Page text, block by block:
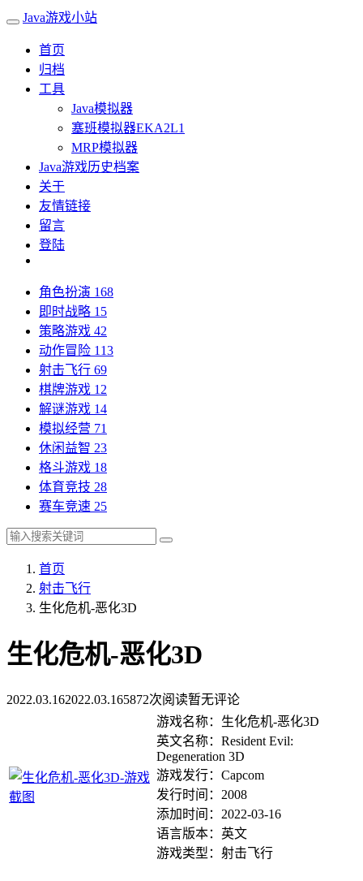
Java游戏小站
首页
归档
工具
Java模拟器
塞班模拟器EKA2L1
MRP模拟器
Java游戏历史档案
关于
友情链接
留言
登陆
角色扮演 168
即时战略 15
策略游戏 42
动作冒险 113
射击飞行 69
棋牌游戏 12
解谜游戏 14
模拟经营 71
休闲益智 23
格斗游戏 18
体育竞技 28
赛车竞速 25
首页
射击飞行
生化危机-恶化3D
生化危机-恶化3D
2022.03.162022.03.165872次阅读暂无评论
游戏名称：生化危机-恶化3D
英文名称：Resident Evil:
Degeneration 3D
游戏发行：Capcom
发行时间：2008
添加时间：2022-03-16
语言版本：英文
游戏类型：射击飞行